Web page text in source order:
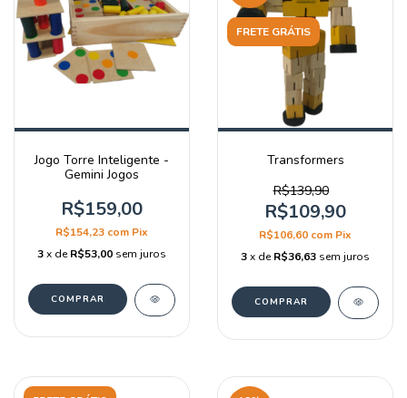
Jogo Torre Inteligente -
Gemini Jogos
R$159,00
R$154,23 com Pix
3x deR$53,00 sem juros
FRETE GRÁTIS
Transformers
R$139,90
R$109,90
R$106,60 com Pix
3x deR$36,63 sem juros